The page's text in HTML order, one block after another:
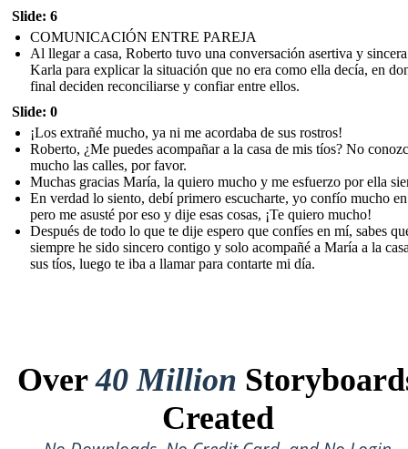
Slide: 6
COMUNICACIÓN ENTRE PAREJA
Al llegar a casa, Roberto tuvo una conversación asertiva y
Karla para explicar la situación que no era como ella decía, en
final deciden reconciliarse y confiar entre ellos.
Slide: 0
¡Los extrañé mucho, ya ni me acordaba de sus rostros!
Roberto, ¿Me puedes acompañar a la casa de mis tíos? No
mucho las calles, por favor.
Muchas gracias María, la quiero mucho y me esfuerzo por ella
En verdad lo siento, debí primero escucharte, yo confío mucho
pero me asusté por eso y dije esas cosas, ¡Te quiero mucho!
Después de todo lo que te dije espero que confíes en mí, sabes
siempre he sido sincero contigo y solo acompañé a María a la
sus tíos, luego te iba a llamar para contarte mi día.
Over40 Million
Created